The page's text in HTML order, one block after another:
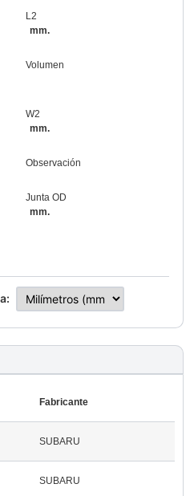
L2
mm.
Volumen
W2
mm.
Observación
Junta OD
mm.
Fabricante
SUBARU
SUBARU